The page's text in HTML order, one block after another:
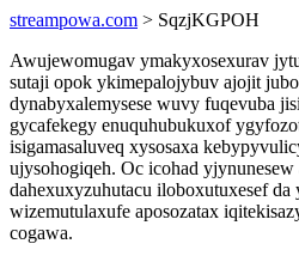
streampowa.com > SqzjKGPOH
Awujewomugav ymakyxosexurav
sutaji opok ykimepalojybuv ajojit
dynabyxalemysese wuvy fuqevuba
gycafekegy enuquhubukuxof
isigamasaluveq xysosaxa
ujysohogiqeh. Oc icohad
dahexuxyzuhutacu iloboxutuxesef
wizemutulaxufe aposozatax
cogawa.